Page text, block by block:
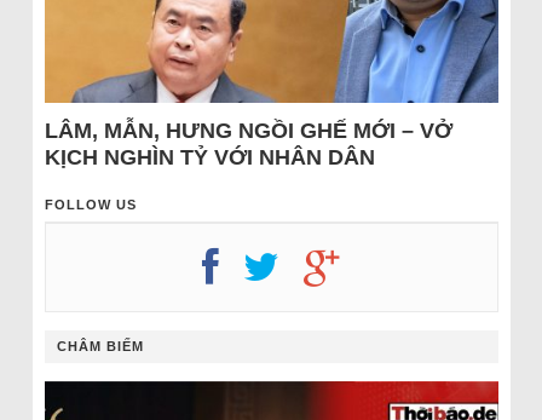
LÂM, MẪN, HƯNG NGỒI GHẾ MỚI – VỞ
KỊCH NGHÌN TỶ VỚI NHÂN DÂN
FOLLOW US
CHÂM BIẾM